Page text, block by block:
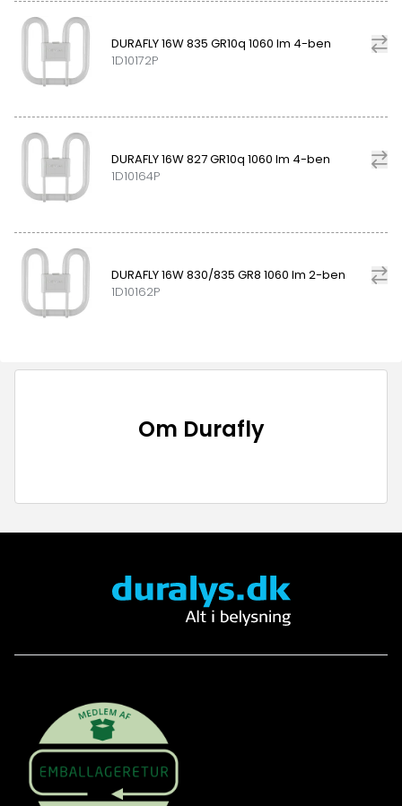
DURAFLY 16W 835 GR10q 1060 lm 4-ben
1D10172P
DURAFLY 16W 827 GR10q 1060 lm 4-ben
1D10164P
DURAFLY 16W 830/835 GR8 1060 lm 2-ben
1D10162P
Om Durafly